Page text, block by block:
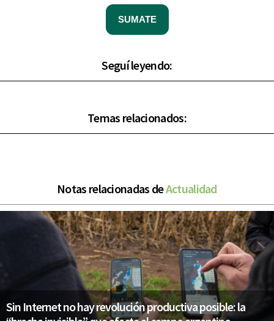
SUMATE
Seguí leyendo:
Temas relacionados:
Notas relacionadas deActualidad
Sin Internet no hay revolución productiva posible: la